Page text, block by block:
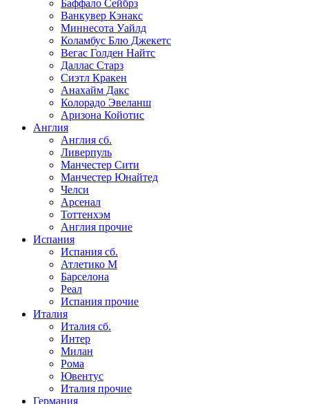
Баффало Сейбрз
Ванкувер Кэнакс
Миннесота Уайлд
Коламбус Блю Джекетс
Вегас Голден Найтс
Даллас Старз
Сиэтл Кракен
Анахайм Дакс
Колорадо Эвеланш
Аризона Койотис
Англия
Англия сб.
Ливерпуль
Манчестер Сити
Манчестер Юнайтед
Челси
Арсенал
Тоттенхэм
Англия прочие
Испания
Испания сб.
Атлетико М
Барселона
Реал
Испания прочие
Италия
Италия сб.
Интер
Милан
Рома
Ювентус
Италия прочие
Германия